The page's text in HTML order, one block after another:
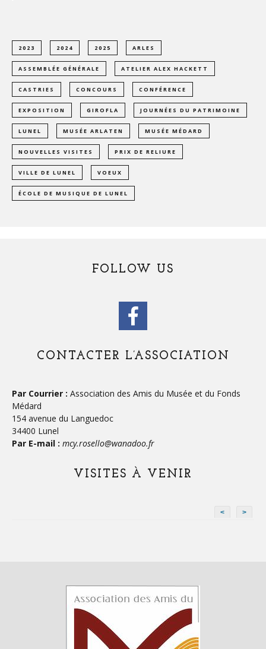
2023 2024 2025 ARLES
ASSEMBLÉE GÉNÉRALE ATELIER ALEX HACKETT
CASTRIES CONCOURS CONFÉRENCE
EXPOSITION GIROFLA JOURNÉES DU PATRIMOINE
LUNEL MUSÉE ARLATEN MUSÉE MÉDARD
NOUVELLES VISITES PRIX DE RELIURE
VILLE DE LUNEL VOEUX
ÉCOLE DE MUSIQUE DE LUNEL
FOLLOW US
CONTACTER L’ASSOCIATION
Par Courrier : Association des Amis du Musée et du Fonds
Médard
154 avenue du Languedoc
34400 Lunel
Par E-mail : mcy.rosello@wanadoo.fr
VISITES À VENIR
< >